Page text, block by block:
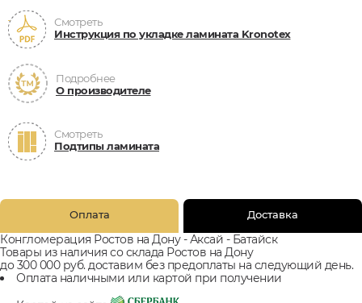
Смотреть
Инструкция по укладке ламината Kronotex
Подробнее
О производителе
Смотреть
Подтипы ламината
Оплата Доставка
Конгломерация Ростов на Дону - Аксай - Батайск
Товары из наличия со склада Ростов на Дону
до 300 000 руб. доставим без предоплаты на следующий день.
Оплата наличными или картой при получении